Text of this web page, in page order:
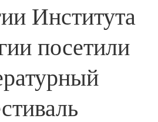
Института
посетили